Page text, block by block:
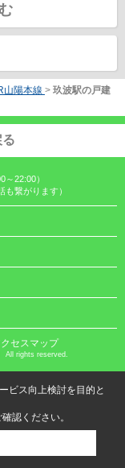
山陽本線 > 玖波駅の戸建
22:00）
繋がります）
クセスマップ
All rights reserved.
ビス向上検討を目的と
認ください。